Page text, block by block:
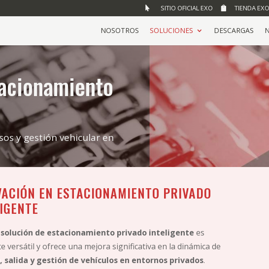
SITIO OFICIAL EXO TIENDA EXO
NOSOTROS SOLUCIONES DESCARGAS
y gestión vehicular en
EN ESTACIONAMIENTO PRIVADO
solución de estacionamiento privado inteligente es
versátil y ofrece una mejora significativa en la dinámica de
salida y gestión de vehículos en entornos privados.